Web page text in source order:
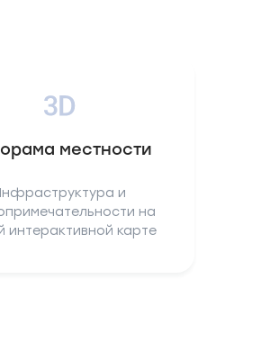
местности
и
на
интерактивной карте